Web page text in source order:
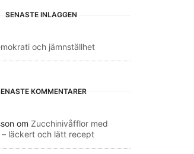
SENASTE INLÄGGEN
och jämnställhet
KOMMENTARER
om Zucchinivåfflor med
läckert och lätt recept